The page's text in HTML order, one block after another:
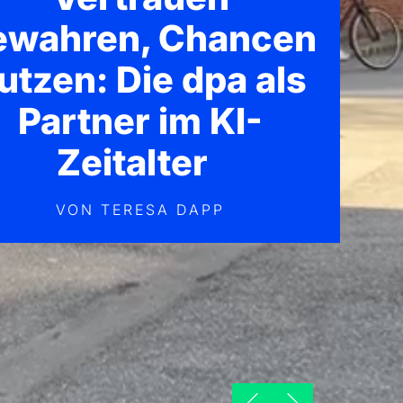
Chancen
Die dpa als
Partner im KI-
Zeitalter
VON TERESA DAPP